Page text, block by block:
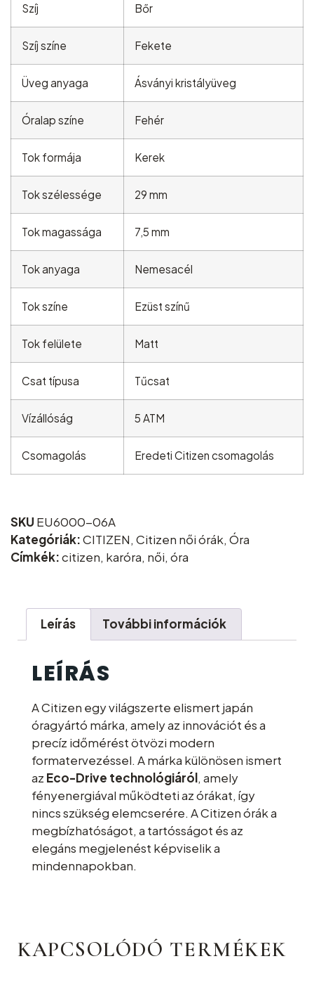
Szíj Bőr
Szíj színe Fekete
Üveg anyaga Ásványi kristályüveg
Óralap színe Fehér
Tok formája Kerek
Tok szélessége 29 mm
Tok magassága 7,5 mm
Tok anyaga Nemesacél
Tok színe Ezüst színű
Tok felülete Matt
Csat típusa Tűcsat
Vízállóság 5 ATM
Csomagolás Eredeti Citizen csomagolás
SKU EU6000-06A
Kategóriák:CITIZEN, Citizen női órák, Óra
Címkék:citizen, karóra, női, óra
Leírás További információk
LEÍRÁS
ACitizen egy világszerte elismert japán
óragyártó márka, amely az innovációt és a
precíz időmérést ötvözi modern
formatervezéssel. A márka különösen ismert
az Eco-Drive technológiáról, amely
fényenergiával működteti az órákat, így
nincs szükség elemcserére. A Citizen órák a
megbízhatóságot, a tartósságot és az
elegáns megjelenést képviselik a
mindennapokban.
KAPCSOLÓDÓ TERMÉKEK